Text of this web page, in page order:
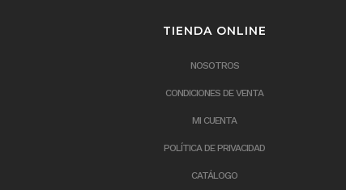
TIENDA ONLINE
NOSOTROS
CONDICIONES DE VENTA
MI CUENTA
POLÍTICA DE PRIVACIDAD
CATÁLOGO